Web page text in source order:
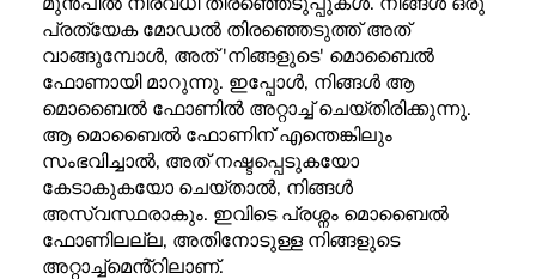
പ്രത്യേക മോഡൽ തിരഞ്ഞെടുത്ത് അത്
വാങ്ങുമ്പോൾ, അത് 'നിങ്ങളുടെ' മൊബൈൽ
ഫോണായി മാറുന്നു. ഇപ്പോൾ, നിങ്ങൾ ആ
മൊബൈൽ ഫോണിൽ അറ്റാച്ച് ചെയ്തിരിക്കുന്നു.
ആ മൊബൈൽ ഫോണിന് എന്തെങ്കിലും
സംഭവിച്ചാൽ, അത് നഷ്ടപ്പെടുകയോ
കേടാകുകയോ ചെയ്താൽ, നിങ്ങൾ
അസ്വസ്ഥരാകും. ഇവിടെ പ്രശ്നം മൊബൈൽ
ഫോണിലല്ല, അതിനോടുള്ള നിങ്ങളുടെ
അറ്റാച്ച്മെൻ്റിലാണ്.